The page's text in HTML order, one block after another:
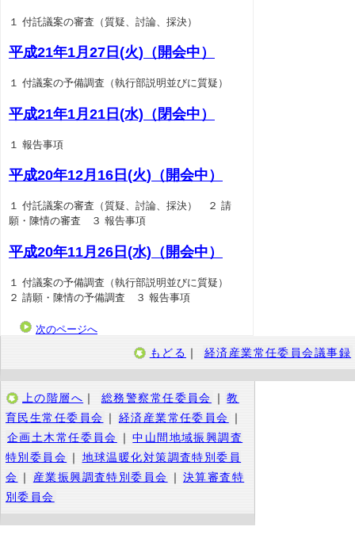
１ 付託議案の審査（質疑、討論、採決）
平成21年1月27日(火)（開会中）
１ 付議案の予備調査（執行部説明並びに質疑）
平成21年1月21日(水)（閉会中）
１ 報告事項
平成20年12月16日(火)（開会中）
１ 付託議案の審査（質疑、討論、採決） ２ 請
願・陳情の審査 ３ 報告事項
平成20年11月26日(水)（開会中）
１ 付議案の予備調査（執行部説明並びに質疑）
２ 請願・陳情の予備調査 ３ 報告事項
次のページへ
もどる ｜ 経済産業常任委員会議事録
上の階層へ ｜ 総務警察常任委員会 ｜ 教
育民生常任委員会 ｜ 経済産業常任委員会
｜
企画土木常任委員会
｜ 中山間地域振興調査
特別委員会 ｜
地球温暖化対策調査特別委員
会 ｜ 産業振興調査特別委員会 ｜ 決算審査特
別委員会